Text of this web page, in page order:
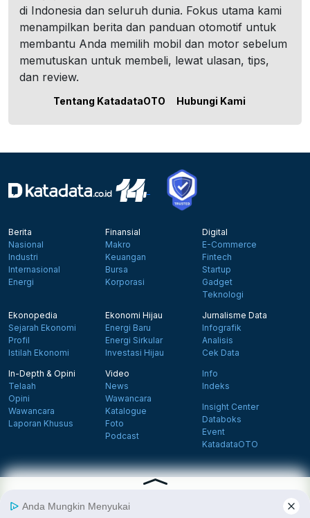
di Indonesia dan seluruh dunia. Fokus utama kami
menampilkan berita dan panduan otomotif untuk
membantu Anda memilih mobil dan motor sebelum
memutuskan untuk membeli, lewat ulasan, tips,
dan review.
Tentang KatadataOTO Hubungi Kami
Berita
Nasional
Industri
Internasional
Energi
Finansial
Makro
Keuangan
Bursa
Korporasi
Digital
E-Commerce
Fintech
Startup
Gadget
Teknologi
Ekonopedia
Sejarah Ekonomi
Profil
Istilah Ekonomi
Ekonomi Hijau
Energi Baru
Energi Sirkular
Investasi Hijau
Jurnalisme Data
Infografik
Analisis
Cek Data
In-Depth & Opini
Telaah
Opini
Wawancara
Laporan Khusus
Video
News
Wawancara
Katalogue
Foto
Podcast
Info
Indeks
Insight Center
Databoks
Event
KatadataOTO